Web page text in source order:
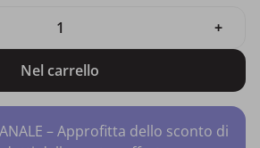
+
Nel carrello
– Approfitta dello sconto di